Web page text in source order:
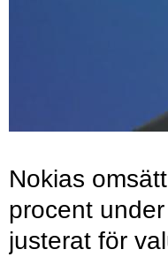
Nokias
procent
justerat för